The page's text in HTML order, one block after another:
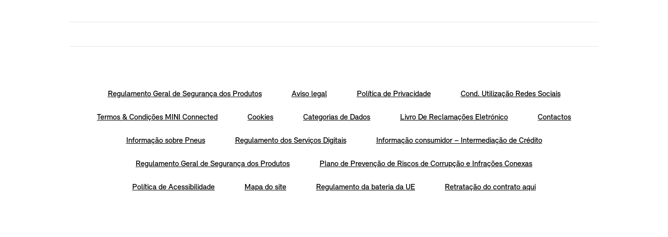
Regulamento Geral de Segurança dos Produtos Aviso legal Política de Privacidade Cond. Utilização Redes Sociais
Termos & Condições MINI Connected Cookies Categorias de Dados Livro De Reclamações Eletrónico Contactos
Informação sobre Pneus Regulamento dos Serviços Digitais Informação consumidor – Intermediação de Crédito
Regulamento Geral de Segurança dos Produtos Plano de Prevenção de Riscos de Corrupção e Infrações Conexas
Política de Acessibilidade Mapa do site Regulamento da bateria da UE Retratação do contrato aqui